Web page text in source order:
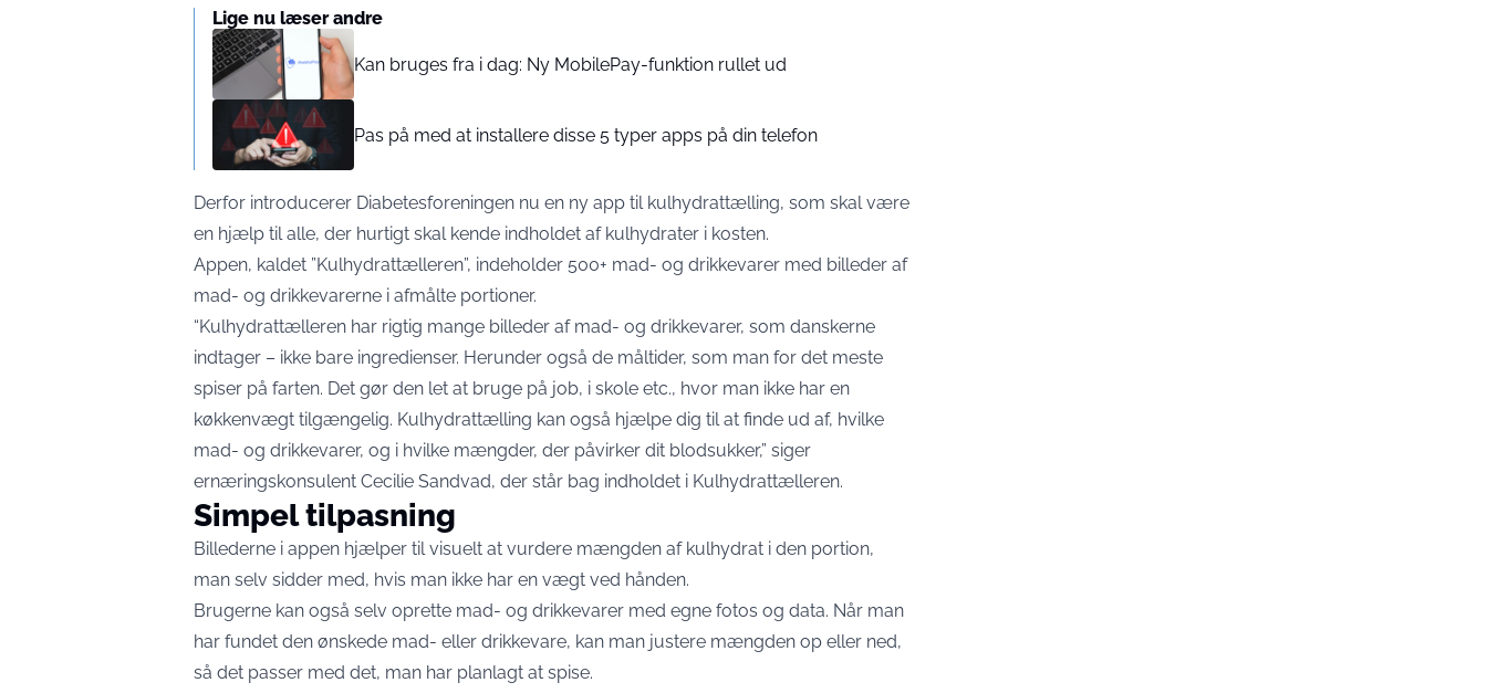
Lige nu læser andre
Kan bruges fra i dag: Ny MobilePay-funktion rullet ud
Pas på med at installere disse 5 typer apps på din telefon
Derfor introducerer Diabetesforeningen nu en ny app til kulhydrattælling, som skal være
en hjælp til alle, der hurtigt skal kende indholdet af kulhydrater i kosten.
Appen, kaldet ”Kulhydrattælleren”, indeholder 500+ mad- og drikkevarer med billeder af
mad- og drikkevarerne i afmålte portioner.
“Kulhydrattælleren har rigtig mange billeder af mad- og drikkevarer, som danskerne
indtager – ikke bare ingredienser. Herunder også de måltider, som man for det meste
spiser på farten. Det gør den let at bruge på job, i skole etc., hvor man ikke har en
køkkenvægt tilgængelig. Kulhydrattælling kan også hjælpe dig til at finde ud af, hvilke
mad- og drikkevarer, og i hvilke mængder, der påvirker dit blodsukker,” siger
ernæringskonsulent Cecilie Sandvad, der står bag indholdet i Kulhydrattælleren.
Simpel tilpasning
Billederne i appen hjælper til visuelt at vurdere mængden af kulhydrat i den portion,
man selv sidder med, hvis man ikke har en vægt ved hånden.
Brugerne kan også selv oprette mad- og drikkevarer med egne fotos og data. Når man
har fundet den ønskede mad- eller drikkevare, kan man justere mængden op eller ned,
så det passer med det, man har planlagt at spise.